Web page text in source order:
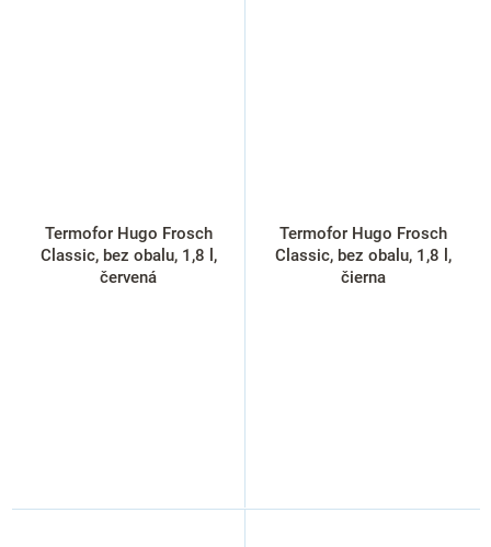
Termofor Hugo Frosch
Classic, bez obalu, 1,8 l,
červená
Termofor Hugo Frosch
Classic, bez obalu, 1,8 l,
čierna